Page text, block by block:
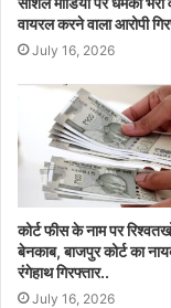
वायरल करने वाला आरोपी
July 16, 2026
कोर्ट फीस के नाम पर
बेनकाब, बाजपुर कोर्ट का
रंगेहाथ गिरफ्तार..
July 16, 2026